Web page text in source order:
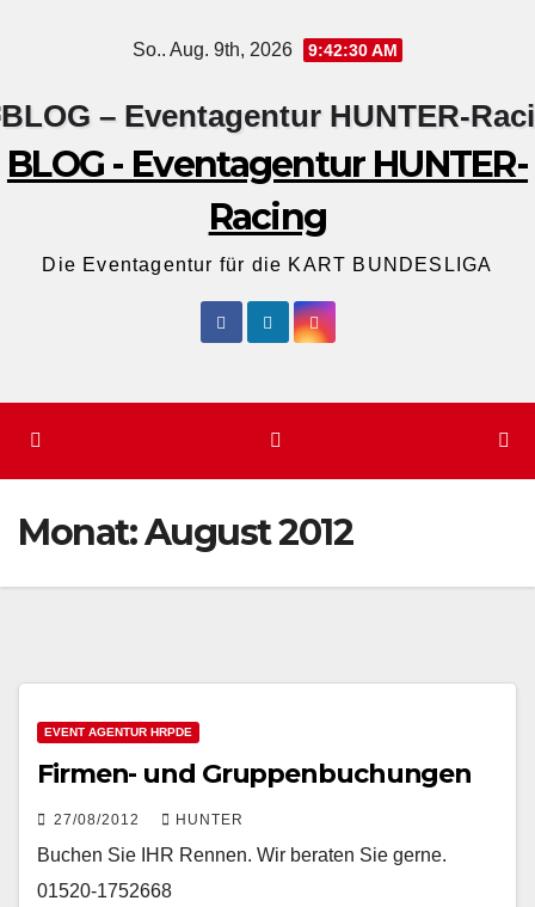
So.. Aug. 9th, 2026 9:42:31 AM
BLOG - Eventagentur HUNTER-
Racing
Die Eventagentur für die KART BUNDESLIGA
Monat:August 2012
EVENT AGENTUR HRPDE
Firmen- und Gruppenbuchungen
27/08/2012 HUNTER
Buchen Sie IHR Rennen. Wir beraten Sie gerne.
01520-1752668